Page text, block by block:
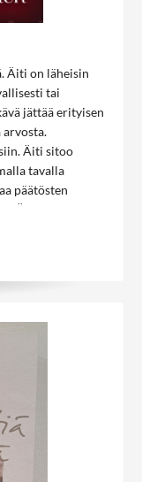
Äiti on läheisin
tai
jättää erityisen
arvosta.
Äiti sitoo
tavalla
päätösten
Äidin ikävä on
ja itsensä